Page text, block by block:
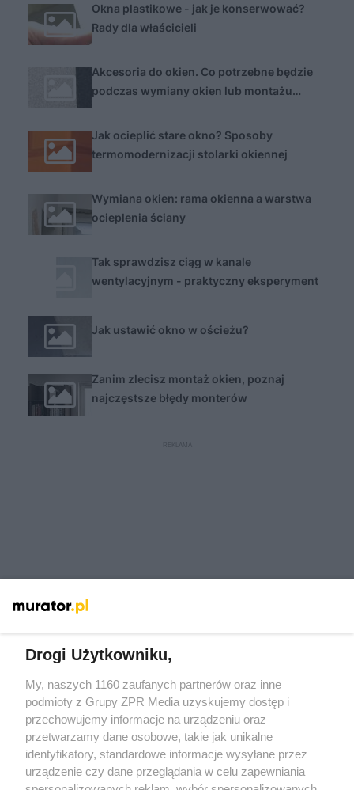
Okna plastikowe - jak je konserwować?
Rady dla właścicieli
Akcesoria do okien. Co potrzebne będzie
podczas wymiany okien lub montażu
Jak ocieplić stare okno? Sposoby
termomodernizacji stolarki okiennej
Wymiana okien: rama okienna a warstwa
ocieplenia ściany
Tak sprawdzisz ciąg w kanale
wentylacyjnym - praktyczny eksperyment
Jak ustawić okno w ościeżu?
Zanim zlecisz montaż okien, poznaj
najczęstsze błędy monterów
Żaden utwór zamieszczony w serwisie nie może być powielany i
rozpowszechniany lub dalej rozpowszechniany w jakikolwiek sposób
(w tym także elektroniczny lub mechaniczny) na jakimkolwiek polu
eksploatacji w jakiejkolwiek formie, włącznie z umieszczaniem w
Internecie bez pisemnej zgody właściciela praw. Jakiekolwiek użycie
lub wykorzystanie utworów w całości lub w części z naruszeniem
prawa, tzn. bez właściwej zgody, jest zabronione pod groźbą kary i
może być ścigane prawnie.
Drogi Użytkowniku,
My, naszych 1160 zaufanych partnerów oraz inne
podmioty z Grupy ZPR Media uzyskujemy dostęp i
przechowujemy informacje na urządzeniu oraz
przetwarzamy dane osobowe, takie jak unikalne
identyfikatory, standardowe informacje wysyłane przez
urządzenie czy dane przeglądania w celu zapewniania